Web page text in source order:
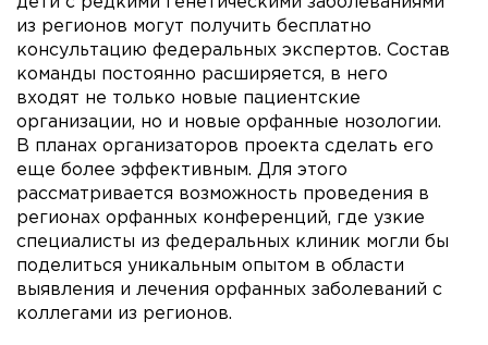
из регионов могут получить бесплатно
консультацию федеральных экспертов. Состав
команды постоянно расширяется, в него
входят не только новые пациентские
организации, но и новые орфанные нозологии.
В планах организаторов проекта сделать его
еще более эффективным. Для этого
рассматривается возможность проведения в
регионах орфанных конференций, где узкие
специалисты из федеральных клиник могли бы
поделиться уникальным опытом в области
выявления и лечения орфанных заболеваний с
коллегами из регионов.